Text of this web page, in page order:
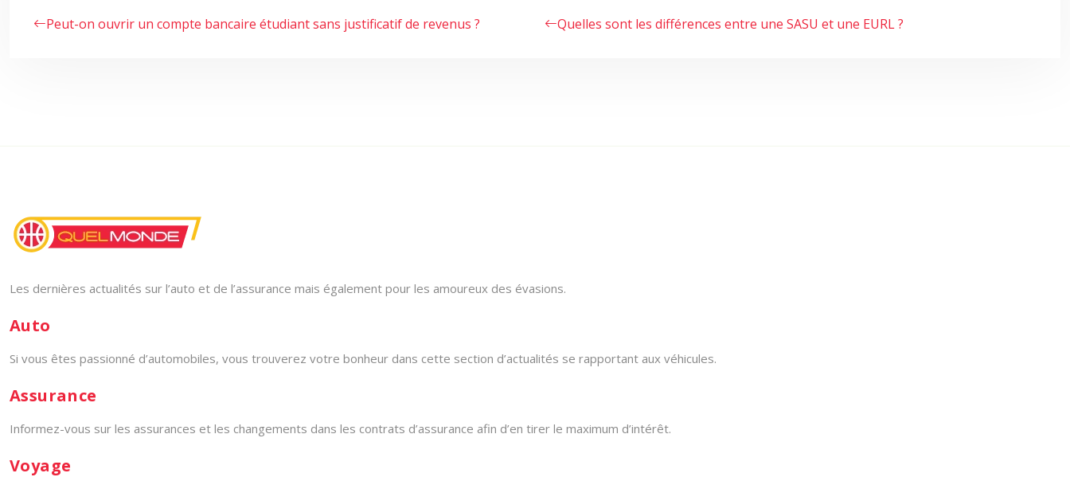
Peut-on ouvrir un compte bancaire étudiant sans justificatif de revenus ?
Quelles sont les différences entre une SASU et une EURL ?
Les dernières actualités sur l’auto et de l’assurance mais également pour les amoureux des évasions.
Auto
Si vous êtes passionné d’automobiles, vous trouverez votre bonheur dans cette section d’actualités se rapportant aux véhicules.
Assurance
Informez-vous sur les assurances et les changements dans les contrats d’assurance afin d’en tirer le maximum d’intérêt.
Voyage